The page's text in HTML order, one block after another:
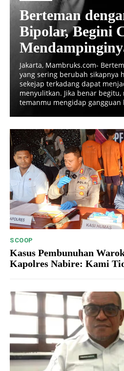
Berteman
Bipolar, Begini
Jakarta, Mambruks.com-
yang sering berubah sikapnya
sekejap terkadang dapat
menyulitkan. Jika benar begitu,
temanmu mengidap
SCOOP
Kasus Pembunuhan
Kapolres Nabire: Kami